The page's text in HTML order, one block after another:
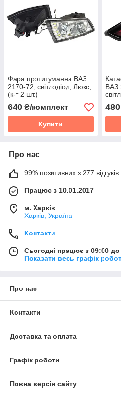
Фара протитуманна ВАЗ
2170-72, світлодіод, Люкс,
(к-т 2 шт.)
640 ₴/комплект
Купити
ВАЗ
480
Про нас
99% позитивних з 277 відгуків
Працює з 10.01.2017
м. Харків
Харків, Україна
Контакти
Сьогодні працює з 09:00 до
Показати весь графік
Про нас
Контакти
Доставка та оплата
Графік роботи
Повна версія сайту